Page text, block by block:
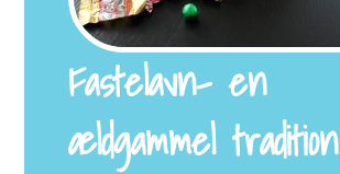
Fastelavn- en
ældgammel tradition